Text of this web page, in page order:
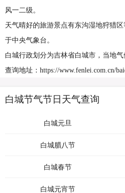
风一二级。
天气晴好的旅游景点有东沟湿地狩猎
于中央气象台。
白城行政划分为吉林省白城市，当地气
查询地址：https://www.fenlei.com.cn/
白城节气节日天气查询
白城元旦
白城腊八节
白城春节
白城元宵节